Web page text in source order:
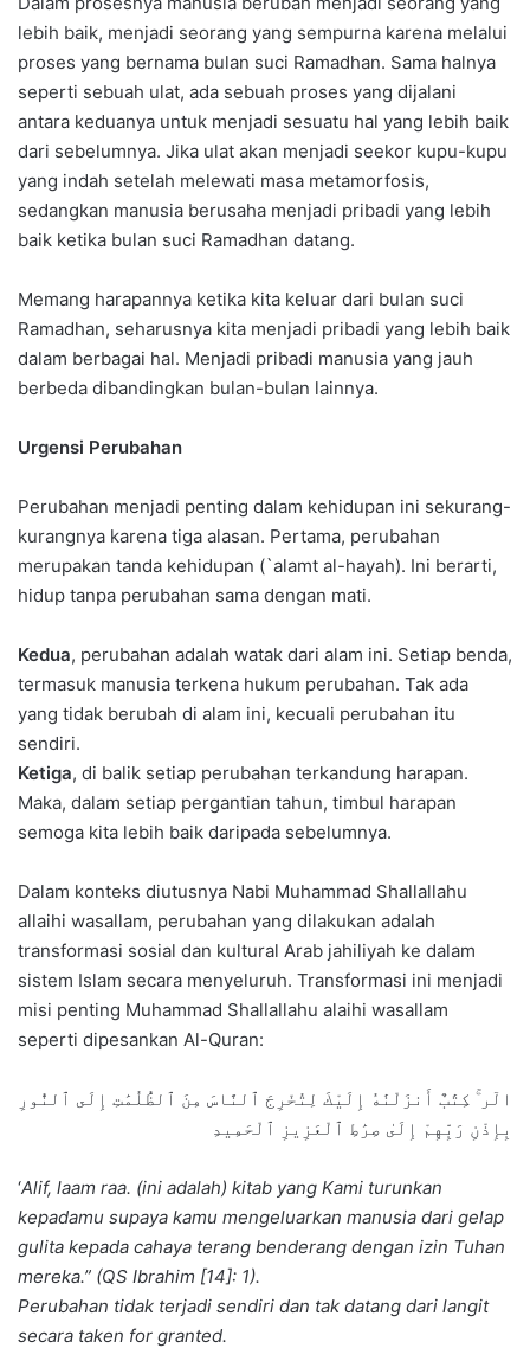
lebih baik, menjadi seorang yang sempurna karena melalui
proses yang bernama bulan suci Ramadhan. Sama halnya
seperti sebuah ulat, ada sebuah proses yang dijalani
antara keduanya untuk menjadi sesuatu hal yang lebih baik
dari sebelumnya. Jika ulat akan menjadi seekor kupu-kupu
yang indah setelah melewati masa metamorfosis,
sedangkan manusia berusaha menjadi pribadi yang lebih
baik ketika bulan suci Ramadhan datang.
Memang harapannya ketika kita keluar dari bulan suci
Ramadhan, seharusnya kita menjadi pribadi yang lebih baik
dalam berbagai hal. Menjadi pribadi manusia yang jauh
berbeda dibandingkan bulan-bulan lainnya.
Urgensi Perubahan
Perubahan menjadi penting dalam kehidupan ini sekurang-
kurangnya karena tiga alasan. Pertama, perubahan
merupakan tanda kehidupan (`alamt al-hayah). Ini berarti,
hidup tanpa perubahan sama dengan mati.
Kedua, perubahan adalah watak dari alam ini. Setiap benda,
termasuk manusia terkena hukum perubahan. Tak ada
yang tidak berubah di alam ini, kecuali perubahan itu
sendiri.
Ketiga, di balik setiap perubahan terkandung harapan.
Maka, dalam setiap pergantian tahun, timbul harapan
semoga kita lebih baik daripada sebelumnya.
Dalam konteks diutusnya Nabi Muhammad Shallallahu
allaihi wasallam, perubahan yang dilakukan adalah
transformasi sosial dan kultural Arab jahiliyah ke dalam
sistem Islam secara menyeluruh. Transformasi ini menjadi
misi penting Muhammad Shallallahu alaihi wasallam
seperti dipesankan Al-Quran:
الٓر ۚ كِتَٰبٌ أَنزَلْنَٰهُ إِلَيْكَ لِتُخْرِجَ ٱلنَّاسَ مِنَ ٱلظُّلُمَٰتِ إِلَى ٱلنُّورِ
بِإِذْنِ رَبِّهِمْ إِلَىٰ صِرَٰطِ ٱلْعَزِيزِ ٱلْحَمِيدِ
‘Alif, laam raa. (ini adalah) kitab yang Kami turunkan
kepadamu supaya kamu mengeluarkan manusia dari gelap
gulita kepada cahaya terang benderang dengan izin Tuhan
mereka.” (QS Ibrahim [14]: 1).
Perubahan tidak terjadi sendiri dan tak datang dari langit
secara taken for granted.